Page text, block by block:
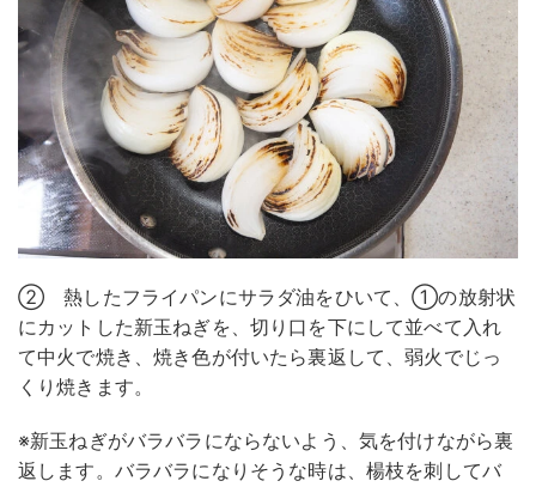
② 熱したフライパンにサラダ油をひいて、①の放射状
にカットした新玉ねぎを、切り口を下にして並べて入れ
て中火で焼き、焼き色が付いたら裏返して、弱火でじっ
くり焼きます。
※新玉ねぎがバラバラにならないよう、気を付けながら裏
返します。バラバラになりそうな時は、楊枝を刺してバ